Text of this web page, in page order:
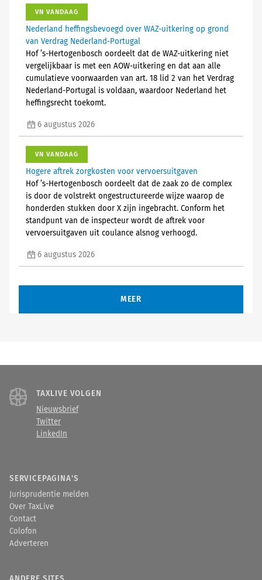
VN VANDAAG
Nederland heffingsbevoegd over WAZ-uitkering op grond
van Verdrag Nederland-Portugal
Hof ’s-Hertogenbosch oordeelt dat de WAZ-uitkering niet
vergelijkbaar is met een AOW-uitkering en dat aan alle
cumulatieve voorwaarden van art. 18 lid 2 van het Verdrag
Nederland-Portugal is voldaan, waardoor Nederland het
heffingsrecht toekomt.
6 augustus 2026
VN VANDAAG
Hogere aftrek zorgkosten voor vervoersuitgaven
Hof ’s-Hertogenbosch oordeelt dat de zaak zo de complex
is door de volstrekt ongestructureerde wijze waarop de
honderden stukken door X zijn ingebracht. Conform het
standpunt van de inspecteur wordt de aftrek voor
vervoersuitgaven uit coulance alsnog verhoogd.
6 augustus 2026
MEER
TAXLIVE VOLGEN
Nieuwsbrief
Twitter
LinkedIn
SERVICEPAGINA'S
Jurisprudentie melden
Over TaxLive
Contact
Colofon
Adverteren